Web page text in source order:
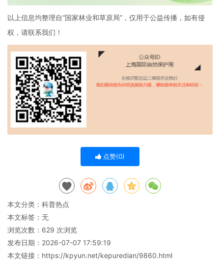
以上信息均整理自“国家林业和草原局”，仅用于公益传播，如有侵
权，请联系我们！
点赞(0)
本文分类： 科普热点
本文标签：无
浏览次数： 629 次浏览
发布日期：2026-07-07 17:59:19
本文链接： https://kpyun.net/kepuredian/9860.html